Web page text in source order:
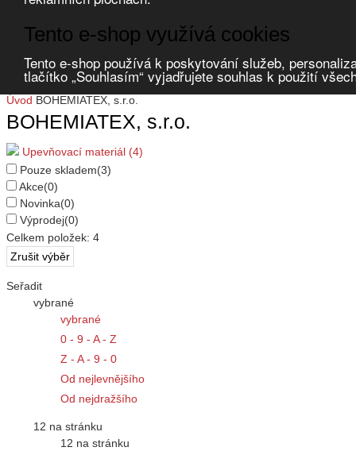
Tento e-shop využívá cookies
Tento e-shop používá k poskytování služeb,
tlačítko „Souhlasím“ vyjadřujete souhlas k použití
Zvolte měnu:
Přihlásit uživatele
Porovnat produkty 0
Úvod BOHEMIATEX, s.r.o.
BOHEMIATEX, s.r.o.
Upevňovací materiál (4)
Pouze skladem(3)
Akce(0)
Novinka(0)
Výprodej(0)
Celkem položek: 4
Seřadit
vybrané
vybrané
0 - 9 - A - Z
Z - A - 9 - 0
Od nejlevnějšího
Od nejdražšího
12 na stránku
12 na stránku